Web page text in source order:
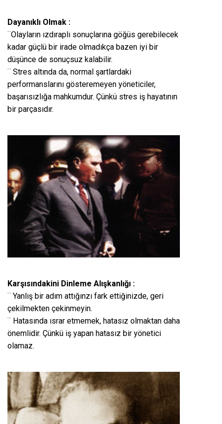
Dayanıklı Olmak :
¨Olayların ızdıraplı sonuçlarına göğüs gerebilecek
kadar güçlü bir irade olmadıkça bazen iyi bir
düşünce de sonuçsuz kalabilir.
¨ Stres altında da, normal şartlardaki
performanslarını gösteremeyen yöneticiler,
başarısızlığa mahkumdur. Çünkü stres iş hayatının
bir parçasıdır.
Karşısındakini Dinleme Alışkanlığı :
¨ Yanlış bir adım attığınzı fark ettiğinizde, geri
çekilmekten çekinmeyin.
¨ Hatasında ısrar etmemek, hatasız olmaktan daha
önemlidir. Çünkü iş yapan hatasız bir yönetici
olamaz.